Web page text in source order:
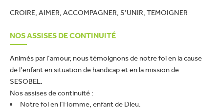
Nous Connaitre
Communication
Contactez-nous
Shop Now
CROIRE, AIMER, ACCOMPAGNER, S’UNIR, TEMOIGNER
NOS ASSISES DE CONTINUITÉ
Animés par l’amour, nous témoignons de notre foi en la cause
de l’enfant en situation de handicap et en la mission de
SESOBEL.
Nos assises de continuité :
Notre foi en l’Homme, enfant de Dieu.
Mobile
Pays